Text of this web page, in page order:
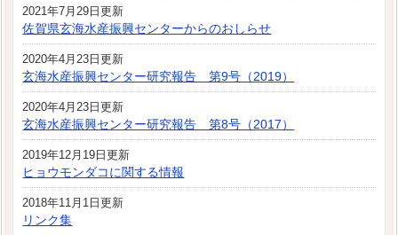
2021年7月29日更新
佐賀県玄海水産振興センターからのおしらせ
2020年4月23日更新
玄海水産振興センター研究報告 第9号（2019）
2020年4月23日更新
玄海水産振興センター研究報告 第8号（2017）
2019年12月19日更新
ヒョウモンダコに関する情報
2018年11月1日更新
リンク集